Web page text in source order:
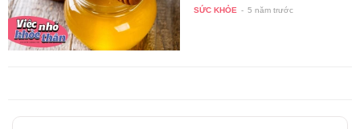
sẽ…
SỨC KHỎE - 5 năm trước